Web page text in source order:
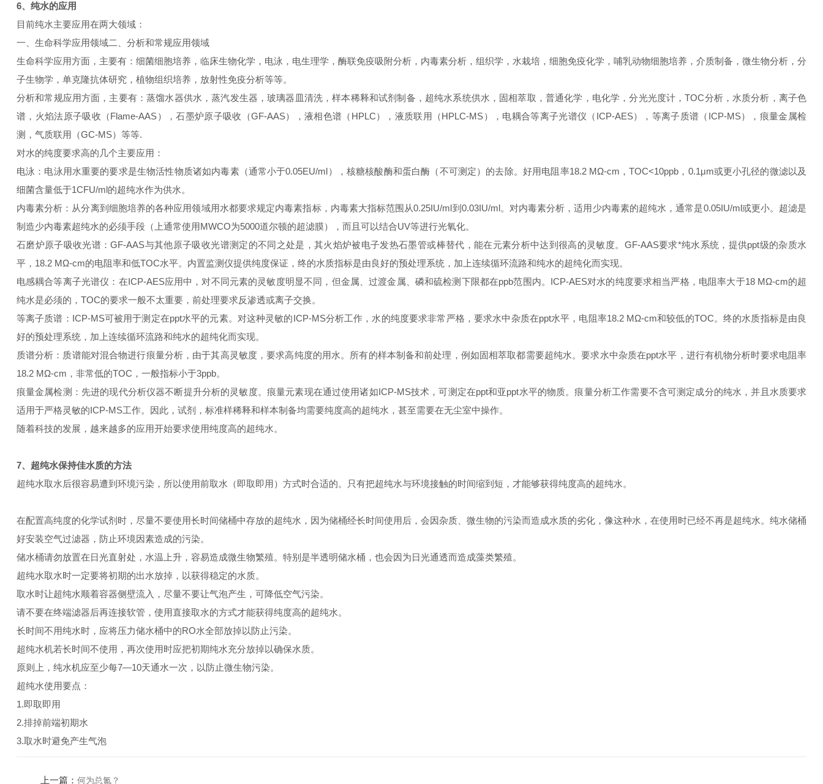
6、纯水的应用
目前纯水主要应用在两大领域：
一、生命科学应用领域二、分析和常规应用领域
生命科学应用方面，主要有：细菌细胞培养，临床生物化学，电泳，电生理学，酶联免疫吸附分析，内毒素分析，组织学，水栽培，细胞免疫化学，哺乳动物细胞培养，介质制备，微生物分析，分
子生物学，单克隆抗体研究，植物组织培养，放射性免疫分析等等。
分析和常规应用方面，主要有：蒸馏水器供水，蒸汽发生器，玻璃器皿清洗，样本稀释和试剂制备，超纯水系统供水，固相萃取，普通化学，电化学，分光光度计，TOC分析，水质分析，离子色
谱，火焰法原子吸收（Flame-AAS），石墨炉原子吸收（GF-AAS），液相色谱（HPLC），液质联用（HPLC-MS），电耦合等离子光谱仪（ICP-AES），等离子质谱（ICP-MS），痕量金属检
测，气质联用（GC-MS）等等.
对水的纯度要求高的几个主要应用：
电泳：电泳用水重要的要求是生物活性物质诸如内毒素（通常小于0.05EU/ml），核糖核酸酶和蛋白酶（不可测定）的去除。好用电阻率18.2 MΩ-cm，TOC<10ppb，0.1μm或更小孔径的微滤以及
细菌含量低于1CFU/ml的超纯水作为供水。
内毒素分析：从分离到细胞培养的各种应用领域用水都要求规定内毒素指标，内毒素大指标范围从0.25IU/ml到0.03IU/ml。对内毒素分析，适用少内毒素的超纯水，通常是0.05IU/ml或更小。超滤是
制造少内毒素超纯水的必须手段（上通常使用MWCO为5000道尔顿的超滤膜），而且可以结合UV等进行光氧化。
石磨炉原子吸收光谱：GF-AAS与其他原子吸收光谱测定的不同之处是，其火焰炉被电子发热石墨管或棒替代，能在元素分析中达到很高的灵敏度。GF-AAS要求*纯水系统，提供ppt级的杂质水
平，18.2 MΩ-cm的电阻率和低TOC水平。内置监测仪提供纯度保证，终的水质指标是由良好的预处理系统，加上连续循环流路和纯水的超纯化而实现。
电感耦合等离子光谱仪：在ICP-AES应用中，对不同元素的灵敏度明显不同，但金属、过渡金属、磷和硫检测下限都在ppb范围内。ICP-AES对水的纯度要求相当严格，电阻率大于18 MΩ-cm的超
纯水是必须的，TOC的要求一般不太重要，前处理要求反渗透或离子交换。
等离子质谱：ICP-MS可被用于测定在ppt水平的元素。对这种灵敏的ICP-MS分析工作，水的纯度要求非常严格，要求水中杂质在ppt水平，电阻率18.2 MΩ-cm和较低的TOC。终的水质指标是由良
好的预处理系统，加上连续循环流路和纯水的超纯化而实现。
质谱分析：质谱能对混合物进行痕量分析，由于其高灵敏度，要求高纯度的用水。所有的样本制备和前处理，例如固相萃取都需要超纯水。要求水中杂质在ppt水平，进行有机物分析时要求电阻率
18.2 MΩ-cm，非常低的TOC，一般指标小于3ppb。
痕量金属检测：先进的现代分析仪器不断提升分析的灵敏度。痕量元素现在通过使用诸如ICP-MS技术，可测定在ppt和亚ppt水平的物质。痕量分析工作需要不含可测定成分的纯水，并且水质要求
适用于严格灵敏的ICP-MS工作。因此，试剂，标准样稀释和样本制备均需要纯度高的超纯水，甚至需要在无尘室中操作。
随着科技的发展，越来越多的应用开始要求使用纯度高的超纯水。
7、超纯水保持佳水质的方法
超纯水取水后很容易遭到环境污染，所以使用前取水（即取即用）方式时合适的。只有把超纯水与环境接触的时间缩到短，才能够获得纯度高的超纯水。
在配置高纯度的化学试剂时，尽量不要使用长时间储桶中存放的超纯水，因为储桶经长时间使用后，会因杂质、微生物的污染而造成水质的劣化，像这种水，在使用时已经不再是超纯水。纯水储桶
好安装空气过滤器，防止环境因素造成的污染。
储水桶请勿放置在日光直射处，水温上升，容易造成微生物繁殖。特别是半透明储水桶，也会因为日光通透而造成藻类繁殖。
超纯水取水时一定要将初期的出水放掉，以获得稳定的水质。
取水时让超纯水顺着容器侧壁流入，尽量不要让气泡产生，可降低空气污染。
请不要在终端滤器后再连接软管，使用直接取水的方式才能获得纯度高的超纯水。
长时间不用纯水时，应将压力储水桶中的RO水全部放掉以防止污染。
超纯水机若长时间不使用，再次使用时应把初期纯水充分放掉以确保水质。
原则上，纯水机应至少每7—10天通水一次，以防止微生物污染。
超纯水使用要点：
1.即取即用
2.排掉前端初期水
3.取水时避免产生气泡
上一篇： 何为总氮？